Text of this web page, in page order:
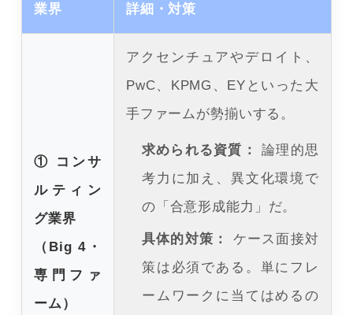
業界 詳細・対策
① コンサ
ルティン
グ業界
（Big 4・
専門ファ
ーム）
アクセンチュアやデロイト、
PwC、KPMG、EYといった大
手ファームが勢揃いする。
求められる資質：
論理的思
考力に加え、異文化環境で
の「合意形成能力」だ。
具体的対策：
ケース面接対
策は必須である。単にフレ
ームワークに当てはめるの